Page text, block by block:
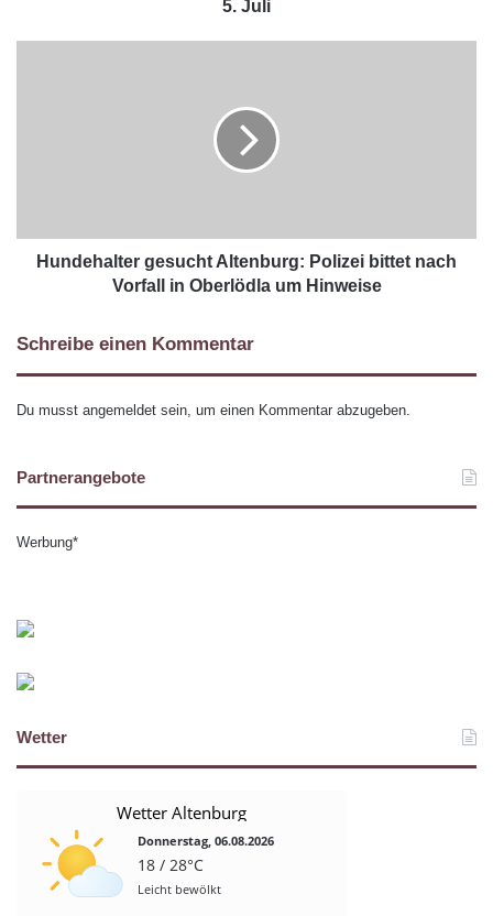
5. Juli
Hundehalter gesucht Altenburg: Polizei bittet nach
Vorfall in Oberlödla um Hinweise
Schreibe einen Kommentar
Du musst angemeldet sein, um einen Kommentar abzugeben.
Partnerangebote
Werbung*
Wetter
Wetter Altenburg
Donnerstag, 06.08.2026
18 / 28°C
Leicht bewölkt